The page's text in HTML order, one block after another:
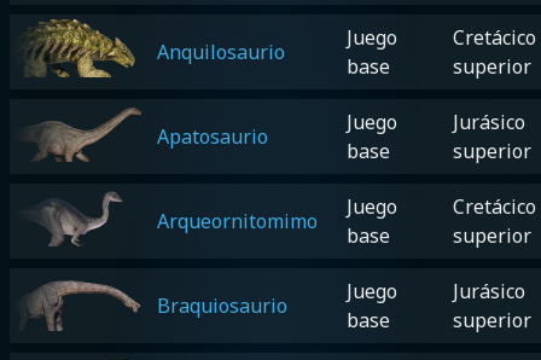
Anquilosaurio
Juego
base
Cretácico
superior
Apatosaurio
Juego
base
Jurásico
superior
Arqueornitomimo
Juego
base
Cretácico
superior
Braquiosaurio
Juego
base
Jurásico
superior